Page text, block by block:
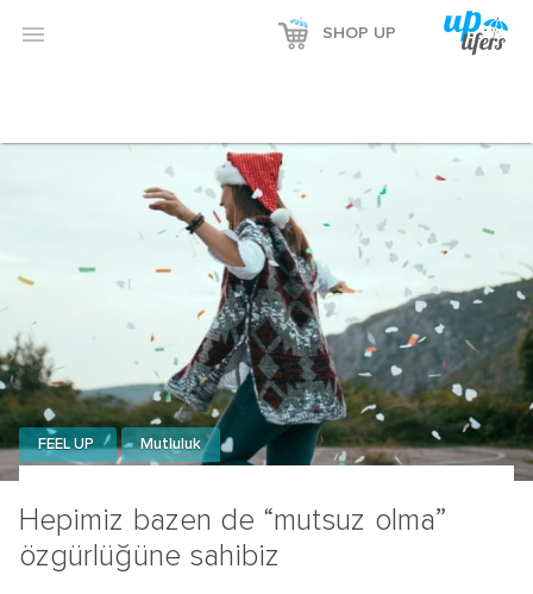
Reklamı Göster
Reklamı Gizle
 SHOP UP
Hepimiz bazen de “mutsuz olma”
özgürlüğüne sahibiz
FEEL UP Mutluluk